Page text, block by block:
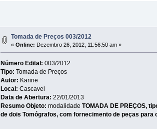
Tomada de Preços 003/2012
«Online: Dezembro 26, 2012, 11:56:50 am »
Número Edital: 003/2012
Tipo:Tomada de Preços
Autor: Karine
Local: Cascavel
Data de Abertura: 22/01/2013
Resumo Objeto: modalidadeTOMADA DE PREÇOS,
de dois Tomógrafos, com fornecimento de peças para